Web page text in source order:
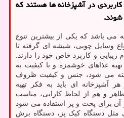
كاربردی در آشپزخانه ها هستند كه
می باشد که یکی از بیشترین تنوع
وسایل چوبی، شیشه ای گرفته تا
و کاربرد خاص خود را دارند.
غذاهای خوشمزه و با کیفیت به
می شود، جنس و کیفیت ظروف
آشپزخانه ای باید به فکر تهیه
و هم از لحاظ کارایی، مناسب
آن برای پخت و پز استفاده می شود
مثل دستگاه کیک پز، دستگاه برش